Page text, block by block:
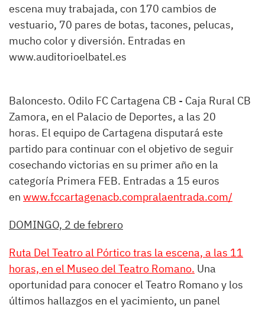
escena muy trabajada, con 170 cambios de
vestuario, 70 pares de botas, tacones, pelucas,
mucho color y diversión. Entradas en
www.auditorioelbatel.es
Baloncesto. Odilo FC Cartagena CB - Caja Rural CB
Zamora, en el Palacio de Deportes, a las 20
horas. El equipo de Cartagena disputará este
partido para continuar con el objetivo de seguir
cosechando victorias en su primer año en la
categoría Primera FEB. Entradas a 15 euros
en www.fccartagenacb.compralaentrada.com/
DOMINGO, 2 de febrero
Ruta Del Teatro al Pórtico tras la escena, a las 11
horas, en el Museo del Teatro Romano. Una
oportunidad para conocer el Teatro Romano y los
últimos hallazgos en el yacimiento, un panel